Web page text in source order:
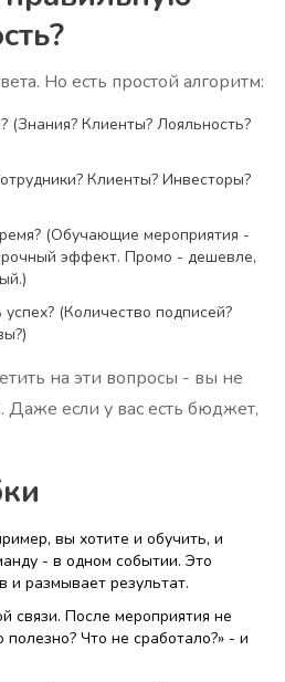
Но есть простой алгоритм:
(Знания? Клиенты? Лояльность?
Клиенты? Инвесторы?
(Обучающие мероприятия -
эффект. Промо - дешевле,
(Количество подписей?
на эти вопросы - вы не
если у вас есть бюджет,
вы хотите и обучить, и
- в одном событии. Это
и размывает результат.
связи. После мероприятия не
Что не сработало?» - и